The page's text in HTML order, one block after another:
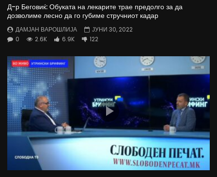
Д-р Беговиќ: Обуката на лекарите трае предолго за да
дозволиме лесно да го губиме стручниот кадар
ДАМЈАН ВАРОШЛИЈА
ЈУНИ 30, 2022
0
2.6K 6.9K 122